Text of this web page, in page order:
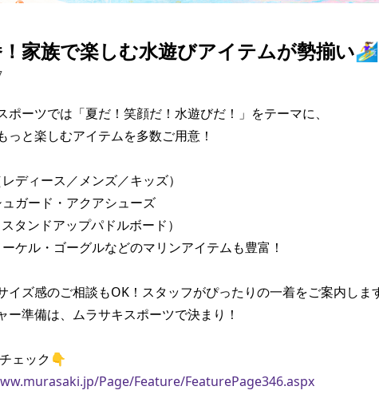
家族で楽しむ水遊びアイテムが勢揃い
ポーツでは「夏だ！笑顔だ！水遊びだ！」をテーマに、
っと楽しむアイテムを多数ご用意！
ディース／メンズ／キッズ）
ガード・アクアシューズ
タンドアップパドルボード）
ケル・ゴーグルなどのマリンアイテムも豊富！
イズ感のご相談もOK！スタッフがぴったりの一着をご案内しま
ー準備は、ムラサキスポーツで決まり！
Page/Feature/FeaturePage346.aspx